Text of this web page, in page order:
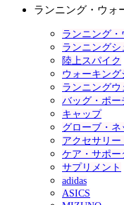
ランニング・ウォ
ランニング
ランニングシ
陸上スパイク
ウォーキング
ランニングウ
バッグ・ポー
キャップ
グローブ・
アクセサリー
ケア・サポー
サプリメント
adidas
ASICS